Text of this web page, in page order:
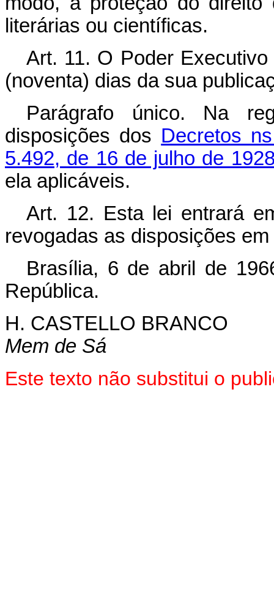
literárias ou científicas.
Art. 11. O Poder
(noventa) dias da sua
Parágrafo único. Na
disposições dos Decretos
5.492, de 16 de julho de
ela aplicáveis.
Art. 12. Esta lei entrará
revogadas as disposições
Brasília, 6 de abril de
República.
H. CASTELLO BRANCO
Mem de Sá
Este texto não substitui o